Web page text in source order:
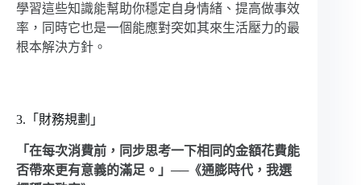
學習這些知識能幫助你穩定自身情緒、提高做事效
率，同時它也是一個能應對突如其來生活壓力的最
根本解決方針。
3.「財務規劃」
「在每次消費前，同步思考一下相同的金額花費能
否帶來更有意義的滿足。」──《通膨時代，我選